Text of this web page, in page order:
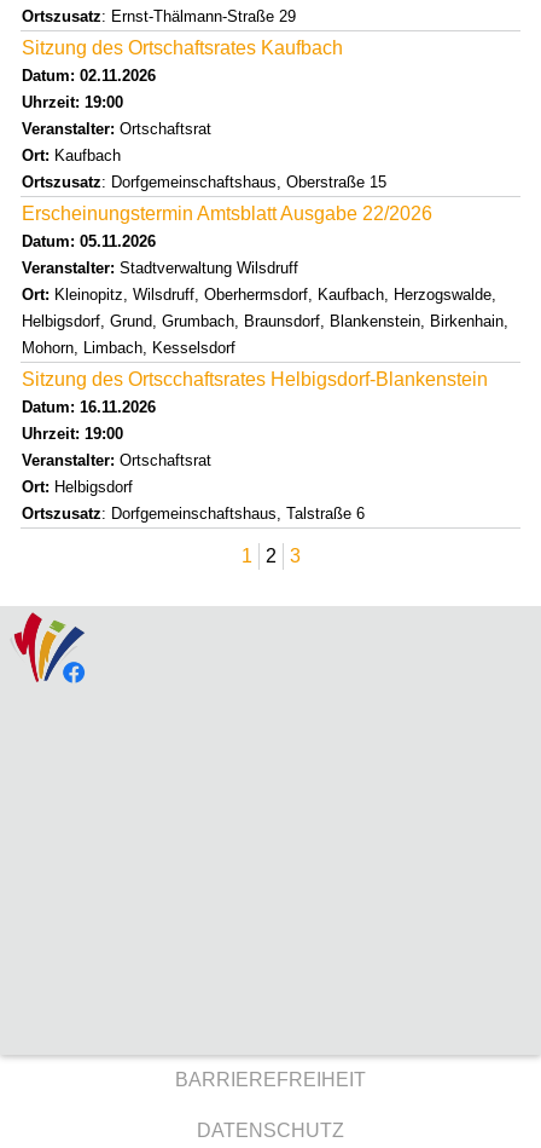
Ortszusatz: Ernst-Thälmann-Straße 29
Sitzung des Ortschaftsrates Kaufbach
Datum: 02.11.2026
Uhrzeit: 19:00
Veranstalter: Ortschaftsrat
Ort: Kaufbach
Ortszusatz: Dorfgemeinschaftshaus, Oberstraße 15
Erscheinungstermin Amtsblatt Ausgabe 22/2026
Datum: 05.11.2026
Veranstalter: Stadtverwaltung Wilsdruff
Ort: Kleinopitz, Wilsdruff, Oberhermsdorf, Kaufbach, Herzogswalde,
Helbigsdorf, Grund, Grumbach, Braunsdorf, Blankenstein, Birkenhain,
Mohorn, Limbach, Kesselsdorf
Sitzung des Ortscchaftsrates Helbigsdorf-Blankenstein
Datum: 16.11.2026
Uhrzeit: 19:00
Veranstalter: Ortschaftsrat
Ort: Helbigsdorf
Ortszusatz: Dorfgemeinschaftshaus, Talstraße 6
1 2 3
BARRIEREFREIHEIT
DATENSCHUTZ